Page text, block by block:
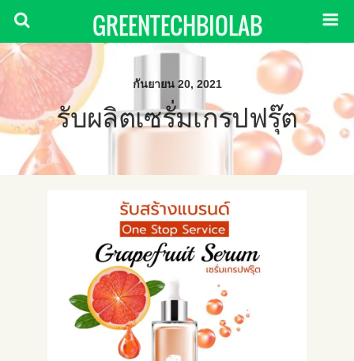
GREENTECHBIOLAB
กันยายน 20, 2021
รับผลิตเซรั่มเกรปฟรุ๊ต